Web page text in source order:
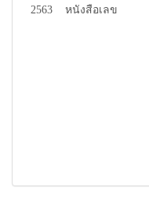
2563 หนังสือเลข